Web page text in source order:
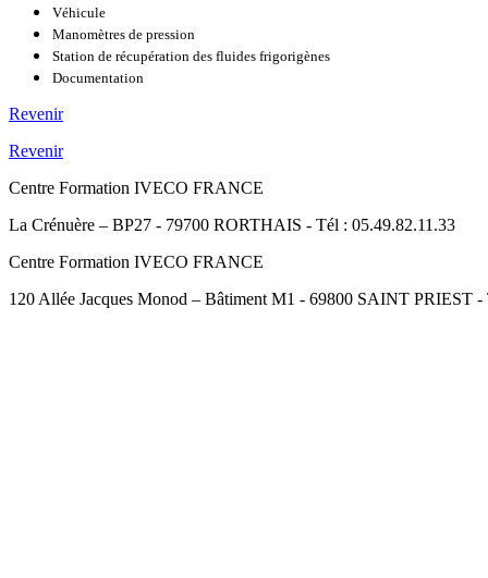
Véhicule
Manomètres de pression
Station de récupération des fluides frigorigènes
Documentation
Revenir
Revenir
Centre Formation IVECO FRANCE
La Crénuère – BP27 - 79700 RORTHAIS - Tél : 05.49.82.11.33
Centre Formation IVECO FRANCE
120 Allée Jacques Monod – Bâtiment M1 - 69800 SAINT PRIEST